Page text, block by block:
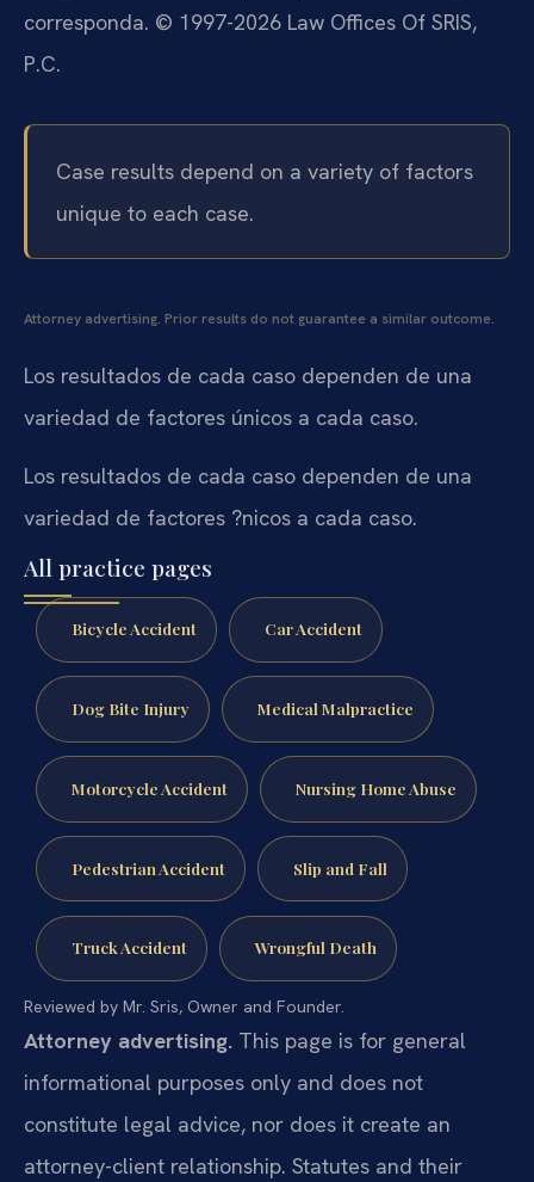
corresponda. © 1997-2026 Law Offices Of SRIS,
P.C.
Case results depend on a variety of factors
unique to each case.
Attorney advertising. Prior results do not guarantee a similar outcome.
Los resultados de cada caso dependen de una
variedad de factores únicos a cada caso.
Los resultados de cada caso dependen de una
variedad de factores ?nicos a cada caso.
All practice pages
Bicycle Accident Car Accident
Dog Bite Injury Medical Malpractice
Motorcycle Accident Nursing Home Abuse
Pedestrian Accident Slip and Fall
Truck Accident Wrongful Death
Reviewed by Mr. Sris, Owner and Founder.
Attorney advertising. This page is for general
informational purposes only and does not
constitute legal advice, nor does it create an
attorney-client relationship. Statutes and their